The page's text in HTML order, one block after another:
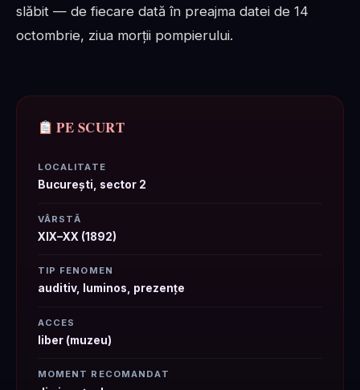
slăbit — de fiecare dată în preajma datei de 14
octombrie, ziua morții pompierului.
PE SCURT
LOCALITATE
București, sector 2
VÂRSTĂ
XIX–XX (1892)
TIP FENOMEN
auditiv, luminos, prezențe
ACCES
liber (muzeu)
MOMENT RECOMANDAT